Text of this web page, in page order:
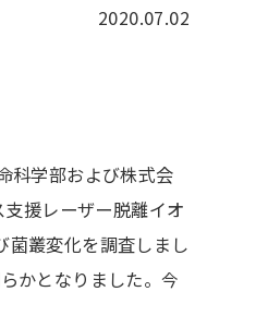
2020.07.02
科学部および株式会
援レーザー脱離イオ
菌叢変化を調査しまし
かとなりました。今